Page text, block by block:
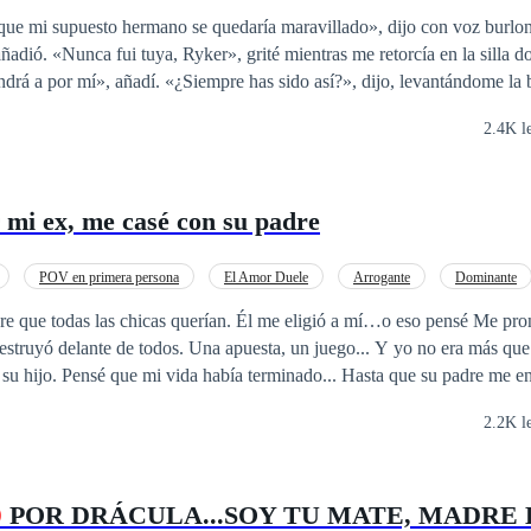
mi supuesto hermano se quedaría maravillado», dijo con voz
silla donde tenía los
sido así?», dijo, levantándome la barbilla con el
oculto que basta para convertirla en el centro de atención. A
está dispuesto a luchar por ella y otro que está dispuesto a tomarla
que el hermano en quien confiaba no era precisamente sincero con ella.
en quien la rechazó abiertamente o en quien la atrajo hacia sí
Ninguno está dispuesto a dejarla marchar...
2.4K
ex, me casé con su padre
POV en primera persona El Amor Duele Arrogante Dominante
querían. Él me eligió a mí…o eso pensé Me prometió para
me encontró. El frío,
2.2K
POR DRÁCULA...SOY TU MATE, MADRE LUNA